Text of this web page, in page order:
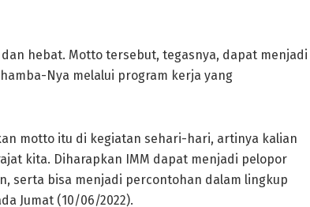
hebat. Motto tersebut, tegasnya, dapat menjadi
Nya melalui program kerja yang
motto itu di kegiatan sehari-hari, artinya kalian
kita. Diharapkan IMM dapat menjadi pelopor
serta bisa menjadi percontohan dalam lingkup
Jumat (10/06/2022).